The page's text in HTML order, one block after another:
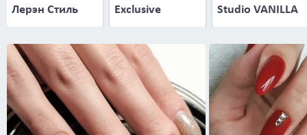
Лерэн Стиль Exclusive Studio VANILLA